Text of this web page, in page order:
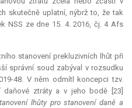
skutečně uplatní, nýbrž to, že tak
NSS ze dne 15. 4. 2016, čj. 4 Afs
stanovení prekluzivních lhůt při
správní soud zabýval v rozsudku
48. V něm odmítl koncepci tzv.
daňové ztráty a v jeho bodě [23]
lhůty pro stanovení daně a